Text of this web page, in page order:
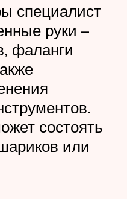
специалист
руки –
фаланги
состоять
или